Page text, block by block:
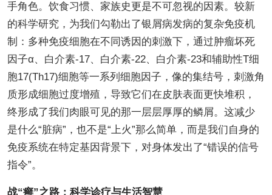
手角色。饮食习惯、家族史更是不可忽视的因素。较新
的科学研究，为我们勾勒出了银屑病发病的复杂免疫机
制：多种免疫细胞在不同诱因的刺激下，通过肿瘤坏死
因子α、白介素-17、白介素-22、白介素-23和辅助性T细
胞17(Th17)细胞等一系列细胞因子，像的集结号，刺激角
质形成细胞过度增殖，导致它们在皮肤表面更快堆积，
终形成了我们肉眼可见的那一层层厚厚的鳞屑。这减少
是什么“脏病”，也不是“上火”那么简单，而是我们自身的
免疫系统在特定基因背景下，对身体发出了“错误的信号
指令”。
战“癣”之路：科学诊疗与生活智慧